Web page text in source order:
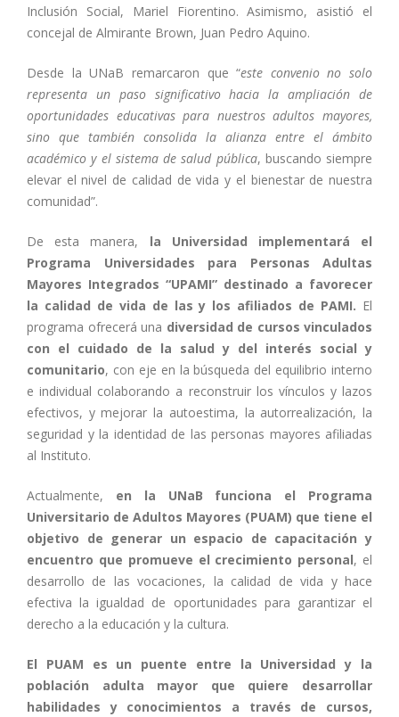
Inclusión Social, Mariel Fiorentino. Asimismo, asistió el
concejal de Almirante Brown, Juan Pedro Aquino.
Desde la UNaB remarcaron que “este convenio no solo
representa un paso significativo hacia la ampliación de
oportunidades educativas para nuestros adultos mayores,
sino que también consolida la alianza entre el ámbito
académico y el sistema de salud pública, buscando siempre
elevar el nivel de calidad de vida y el bienestar de nuestra
comunidad”.
De esta manera, la Universidad implementará el
Programa Universidades para Personas Adultas
Mayores Integrados “UPAMI” destinado a favorecer
la calidad de vida de las y los afiliados de PAMI. El
programa ofrecerá una diversidad de cursos vinculados
con el cuidado de la salud y del interés social y
comunitario, con eje en la búsqueda del equilibrio interno
e individual colaborando a reconstruir los vínculos y lazos
efectivos, y mejorar la autoestima, la autorrealización, la
seguridad y la identidad de las personas mayores afiliadas
al Instituto.
Actualmente, en la UNaB funciona el Programa
Universitario de Adultos Mayores (PUAM) que tiene el
objetivo de generar un espacio de capacitación y
encuentro que promueve el crecimiento personal, el
desarrollo de las vocaciones, la calidad de vida y hace
efectiva la igualdad de oportunidades para garantizar el
derecho a la educación y la cultura.
El PUAM es un puente entre la Universidad y la
población adulta mayor que quiere desarrollar
habilidades y conocimientos a través de cursos,